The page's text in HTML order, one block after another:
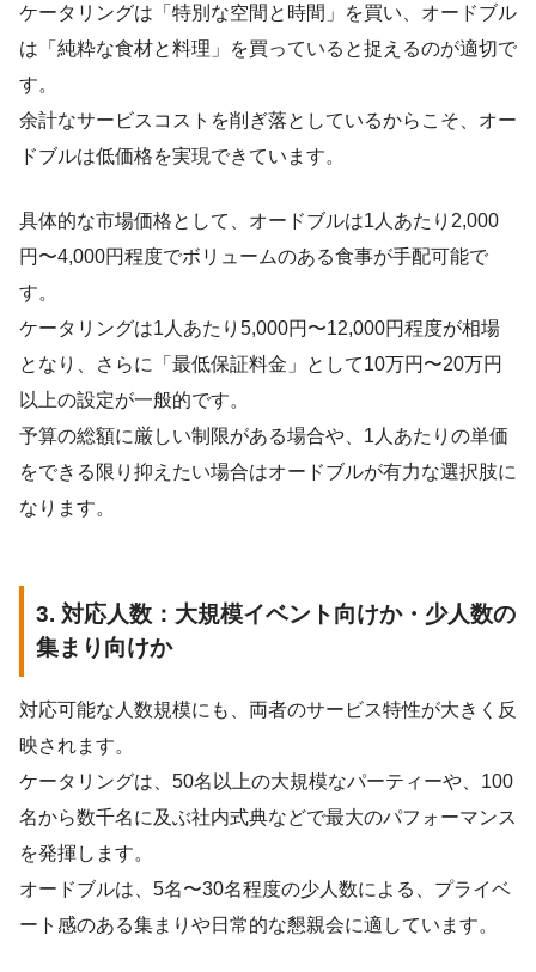
ケータリングは「特別な空間と時間」を買い、オードブル
は「純粋な食材と料理」を買っていると捉えるのが適切で
す。
余計なサービスコストを削ぎ落としているからこそ、オー
ドブルは低価格を実現できています。
具体的な市場価格として、オードブルは1人あたり2,000
円〜4,000円程度でボリュームのある食事が手配可能で
す。
ケータリングは1人あたり5,000円〜12,000円程度が相場
となり、さらに「最低保証料金」として10万円〜20万円
以上の設定が一般的です。
予算の総額に厳しい制限がある場合や、1人あたりの単価
をできる限り抑えたい場合はオードブルが有力な選択肢に
なります。
3. 対応人数：大規模イベント向けか・少人数の
集まり向けか
対応可能な人数規模にも、両者のサービス特性が大きく反
映されます。
ケータリングは、50名以上の大規模なパーティーや、100
名から数千名に及ぶ社内式典などで最大のパフォーマンス
を発揮します。
オードブルは、5名〜30名程度の少人数による、プライベ
ート感のある集まりや日常的な懇親会に適しています。